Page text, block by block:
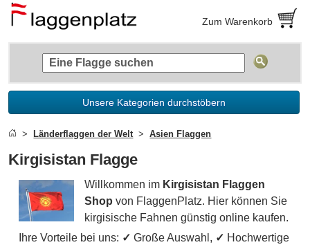
Zum Warenkorb
Unsere Kategorien durchstöbern
Länderflaggen der Welt Asien Flaggen
Kirgisistan Flagge
Willkommen im Kirgisistan Flaggen
Shop von FlaggenPlatz. Hier können Sie
kirgisische Fahnen günstig online kaufen.
Ihre Vorteile bei uns: ✓ Große Auswahl, ✓ Hochwertige